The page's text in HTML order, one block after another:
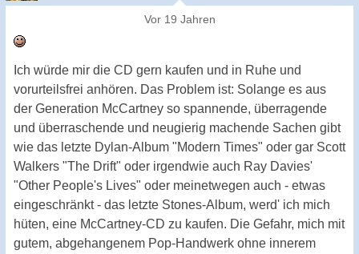
Vor 19 Jahren
Ich würde mir die CD gern kaufen und in Ruhe und
vorurteilsfrei anhören. Das Problem ist: Solange es aus
der Generation McCartney so spannende, überragende
und überraschende und neugierig machende Sachen gibt
wie das letzte Dylan-Album "Modern Times" oder gar Scott
Walkers "The Drift" oder irgendwie auch Ray Davies'
"Other People's Lives" oder meinetwegen auch - etwas
eingeschränkt - das letzte Stones-Album, werd' ich mich
hüten, eine McCartney-CD zu kaufen. Die Gefahr, mich mit
gutem, abgehangenem Pop-Handwerk ohne innerem